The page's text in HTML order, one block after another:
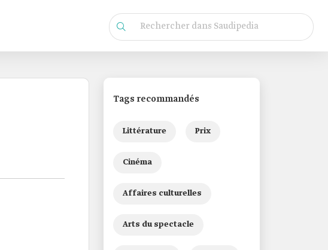
Tags recommandés
Littérature Prix
Cinéma
Affaires culturelles
Arts du spectacle